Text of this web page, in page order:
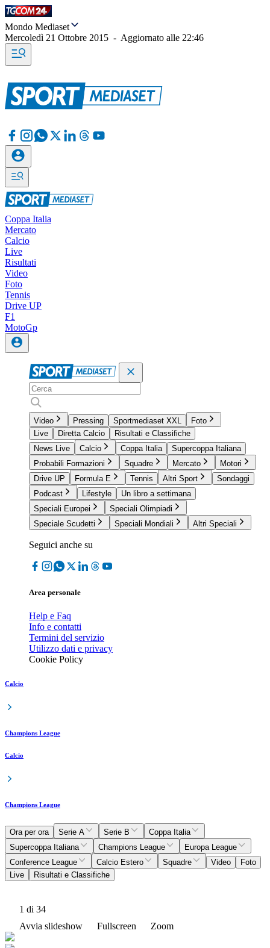
Mondo Mediaset
Mercoledì 21 Ottobre 2015 - Aggiornato alle 22:46
Coppa Italia
Mercato
Calcio
Live
Risultati
Video
Foto
Tennis
Drive UP
F1
MotoGp
Video Pressing Sportmediaset XXL
Foto
Live
Diretta Calcio
Risultati e Classifiche
News Live
Calcio Coppa Italia
Supercoppa Italiana
Probabili Formazioni
Squadre Mercato
Motori
Drive UP
Formula E Tennis Altri Sport
Sondaggi
Podcast
Lifestyle
Un libro a settimana
Speciali Europei
Speciali Olimpiadi
Speciale Scudetti
Speciali Mondiali Altri Speciali
Seguici anche su
Area personale
Help e Faq
Info e contatti
Termini del servizio
Utilizzo dati e privacy
Cookie Policy
Calcio
Champions League
Calcio
Champions League
Ora per ora Serie A Serie B
Coppa Italia
Supercoppa Italiana
Champions League
Europa League
Conference League
Calcio Estero Squadre Video
Foto
Live
Risultati e Classifiche
1 di 34
Avvia slideshow
Fullscreen Zoom